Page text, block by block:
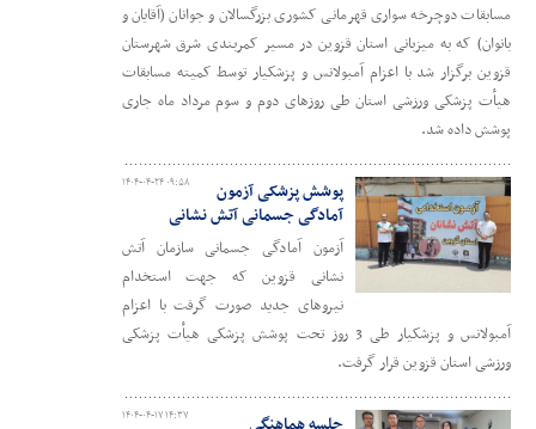
مسابقات دوچرخه سواری قهرمانی کشوری بزرگسالان و جوانان (آقایان و
بانوان) که به میزبانی استان قزوین در مسیر کمربندی شرق شهرستان
قزوین برگزار شد با اعزام آمبولانس و پزشکیار توسط کمیته مسابقات
هیأت پزشکی ورزشی استان طی روزهای دوم و سوم مرداد ماه جاری
پوشش داده شد.
۱۴۰۴-۰۴-۲۴ ۰۹:۵۸
پوشش پزشکی آزمون
آمادگی جسمانی آتش نشانی
آزمون آمادگی جسمانی سازمان آتش
نشانی قزوین که جهت استخدام
نیروهای جدید صورت گرفت با اعزام
آمبولانس و پزشکیار طی 3 روز تحت پوشش پزشکی هیأت پزشکی
ورزشی استان قزوین قرار گرفت.
۱۴۰۴-۰۴-۱۷ ۱۴:۳۷